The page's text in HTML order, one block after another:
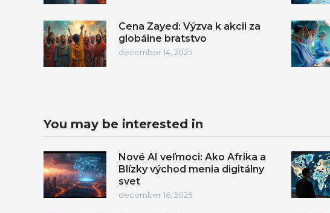
Cena Zayed: Výzva k akcii za
globálne bratstvo
december 14, 2025
You may be interested in
Nové AI veľmoci: Ako Afrika a
Blízky východ menia digitálny
svet
december 16, 2025